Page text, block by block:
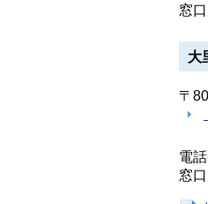
窓
大
〒
電
窓